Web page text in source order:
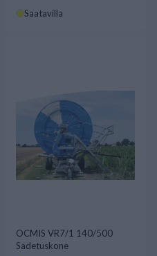
Saatavilla
OCMIS VR7/1 140/500
Sadetuskone